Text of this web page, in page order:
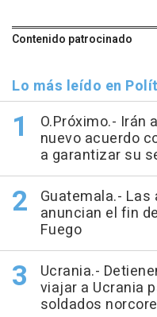
Contenido patrocinado
Lo más leído en
O.Próximo.- Irán
nuevo acuerdo
a garantizar su
Guatemala.-
anuncian el fin
Fuego
Ucrania.-
viajar a Ucrania
soldados